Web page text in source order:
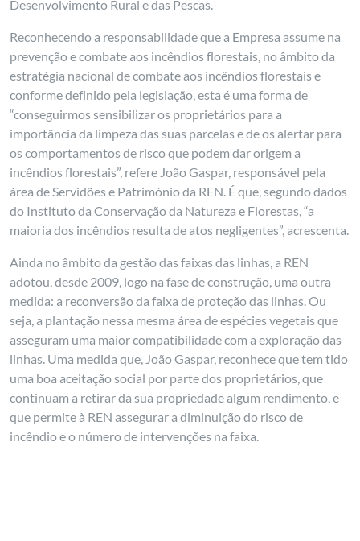
Desenvolvimento Rural e das Pescas.
Reconhecendo a responsabilidade que a Empresa assume na
prevenção e combate aos incêndios florestais, no âmbito da
estratégia nacional de combate aos incêndios florestais e
conforme definido pela legislação, esta é uma forma de
“conseguirmos sensibilizar os proprietários para a
importância da limpeza das suas parcelas e de os alertar para
os comportamentos de risco que podem dar origem a
incêndios florestais”, refere João Gaspar, responsável pela
área de Servidões e Património da REN. É que, segundo dados
do Instituto da Conservação da Natureza e Florestas, “a
maioria dos incêndios resulta de atos negligentes”, acrescenta.
Ainda no âmbito da gestão das faixas das linhas, a REN
adotou, desde 2009, logo na fase de construção, uma outra
medida: a reconversão da faixa de proteção das linhas. Ou
seja, a plantação nessa mesma área de espécies vegetais que
asseguram uma maior compatibilidade com a exploração das
linhas. Uma medida que, João Gaspar, reconhece que tem tido
uma boa aceitação social por parte dos proprietários, que
continuam a retirar da sua propriedade algum rendimento, e
que permite à REN assegurar a diminuição do risco de
incêndio e o número de intervenções na faixa.